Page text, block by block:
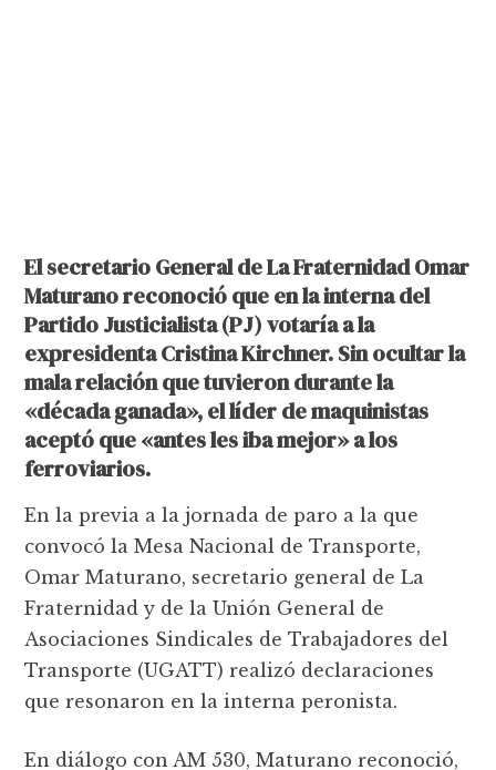
El secretario General de La Fraternidad Omar
Maturano reconoció que en la interna del
Partido Justicialista (PJ) votaría a la
expresidenta Cristina Kirchner. Sin ocultar la
mala relación que tuvieron durante la
«década ganada», el líder de maquinistas
aceptó que «antes les iba mejor» a los
ferroviarios.
En la previa a la jornada de paro a la que
convocó la Mesa Nacional de Transporte,
Omar Maturano, secretario general de La
Fraternidad y de la Unión General de
Asociaciones Sindicales de Trabajadores del
Transporte (UGATT) realizó declaraciones
que resonaron en la interna peronista.
En diálogo con AM 530, Maturano reconoció,